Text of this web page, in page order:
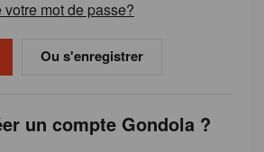
mot de passe?
Ou s'enregistrer
un compte Gondola ?